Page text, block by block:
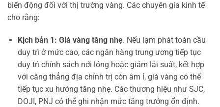
biến động đối với thị trường vàng. Các chuyên gia kinh tế
cho rằng:
Kịch bản 1: Giá vàng tăng nhẹ. Nếu lạm phát toàn cầu
duy trì ở mức cao, các ngân hàng trung ương tiếp tục
duy trì chính sách nới lỏng hoặc giảm lãi suất, kết hợp
với căng thẳng địa chính trị còn âm ỉ, giá vàng có thể
tiếp tục xu hướng tăng nhẹ. Các thương hiệu như SJC,
DOJI, PNJ có thể ghi nhận mức tăng trưởng ổn định.